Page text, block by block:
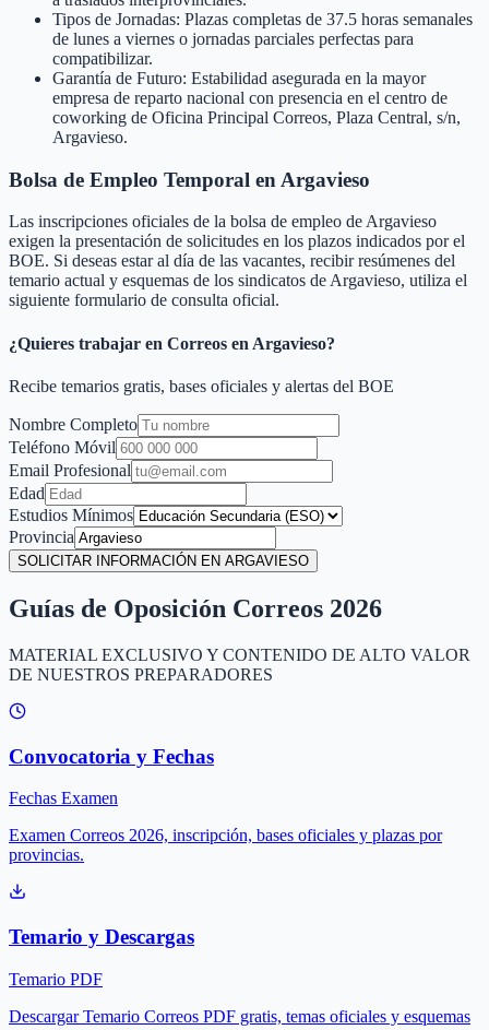
Tipos de Jornadas: Plazas completas de 37.5 horas semanales
de lunes a viernes o jornadas parciales perfectas para
compatibilizar.
Garantía de Futuro: Estabilidad asegurada en la mayor
empresa de reparto nacional con presencia en el centro de
coworking de Oficina Principal Correos, Plaza Central, s/n,
Argavieso.
Bolsa de Empleo Temporal en Argavieso
Las inscripciones oficiales de la bolsa de empleo deArgavieso
exigen la presentación de solicitudes en los plazos indicados por el
BOE. Si deseas estar al día de las vacantes, recibir resúmenes del
temario actual y esquemas de los sindicatos deArgavieso, utiliza el
siguiente formulario de consulta oficial.
¿Quieres trabajar en Correos en Argavieso?
Recibe temarios gratis, bases oficiales y alertas del BOE
Nombre Completo
Teléfono Móvil
Email Profesional
Edad
Estudios Mínimos
Provincia
SOLICITAR INFORMACIÓN EN ARGAVIESO
Guías de Oposición Correos 2026
MATERIAL EXCLUSIVO Y CONTENIDO DE ALTO VALOR
DE NUESTROS PREPARADORES
Convocatoria y Fechas
Fechas Examen
Examen Correos 2026, inscripción, bases oficiales y plazas por
provincias.
Temario y Descargas
Temario PDF
Descargar Temario Correos PDF gratis, temas oficiales y esquemas